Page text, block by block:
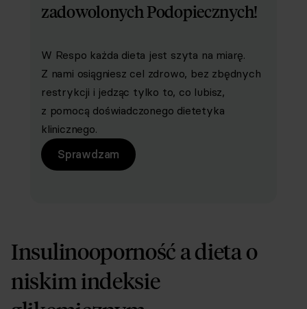
zadowolonych Podopiecznych!
W Respo każda dieta jest szyta na miarę.
Z nami osiągniesz cel zdrowo, bez zbędnych
restrykcji i jedząc tylko to, co lubisz,
z pomocą doświadczonego dietetyka
klinicznego.
Sprawdzam
Insulinooporność a dieta o
niskim indeksie